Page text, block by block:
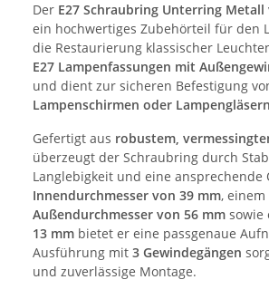
Der E27 Schraubring Unterring Metall
ein hochwertiges Zubehörteil für den
die Restaurierung klassischer
E27 Lampenfassungen mit
und dient zur sicheren Befestigung
Lampenschirmen oder Lampengläsern
Gefertigt aus robustem,
überzeugt der Schraubring durch
Langlebigkeit und eine ansprechende
Innendurchmesser von 39 mm, einem
Außendurchmesser von 56 mm sowie
13 mm bietet er eine passgenaue
Ausführung mit 3 Gewindegängen
und zuverlässige Montage.